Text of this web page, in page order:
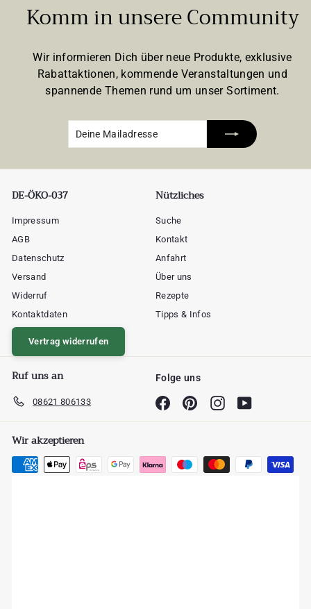
Komm in unsere Community
Wir informieren Dich über neue Produkte, exklusive
Rabattaktionen, kommende Veranstaltungen und
spannende Themen rund um unser Sortiment.
DE-ÖKO-037
Impressum
AGB
Datenschutz
Versand
Widerruf
Kontaktdaten
Vertrag widerrufen
Nützliches
Suche
Kontakt
Anfahrt
Über uns
Rezepte
Tipps & Infos
Ruf uns an
08621 806133
Folge uns
FacebookPinterestInstagram
Wir akzeptieren